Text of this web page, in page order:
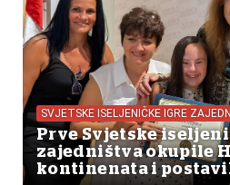
SVJETSKE ISELJENIČKE IGRE
Prve Svjetske
zajedništva okupile
kontinenata i